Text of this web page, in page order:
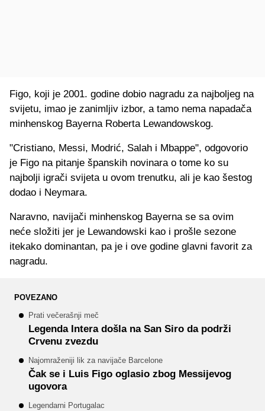
Figo, koji je 2001. godine dobio nagradu za najboljeg na
svijetu, imao je zanimljiv izbor, a tamo nema napadača
minhenskog Bayerna Roberta Lewandowskog.
"Cristiano, Messi, Modrić, Salah i Mbappe", odgovorio
je Figo na pitanje španskih novinara o tome ko su
najbolji igrači svijeta u ovom trenutku, ali je kao šestog
dodao i Neymara.
Naravno, navijači minhenskog Bayerna se sa ovim
neće složiti jer je Lewandowski kao i prošle sezone
itekako dominantan, pa je i ove godine glavni favorit za
nagradu.
POVEZANO
Prati večerašnji meč
Legenda Intera došla na San Siro da podrži
Crvenu zvezdu
Najomraženiji lik za navijače Barcelone
Čak se i Luis Figo oglasio zbog Messijevog
ugovora
Legendarni Portugalac